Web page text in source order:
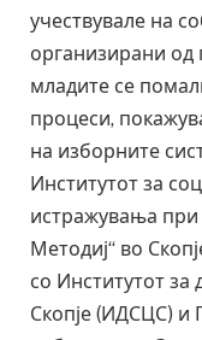
учествувале на
организирани од
младите се
процеси,
на изборните
Институтот за
истражувања при
Методиј“ во
со Институтот за
Скопје (ИДСЦС) и